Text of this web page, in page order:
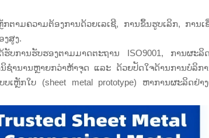
ຕາມຄວາມຕ້ອງການດ້ວຍເລເຊີ, ການຂຶ້ນຮູບເລິກ, ການ
ງສູງ.
ຮັບການຮັບຮອງຕາມມາດຕະຖານ ISO9001, ການຜະ
ຊຳນານຫຼາຍກວ່າຫ້າຈຸດ ແລະ ດ້ວຍປັດໃຈດ້ານການບໍລິກ
ຫຼັກໃບ (sheet metal prototype) ຫາການຜະລິດຢ່າ